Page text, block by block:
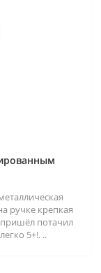
ручке крепкая
пришёл потачил
5+!. ..